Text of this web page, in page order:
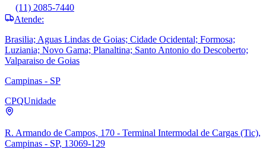
(11) 2085-7440
Atende:
Brasilia; Aguas Lindas de Goias; Cidade Ocidental; Formosa;
Luziania; Novo Gama; Planaltina; Santo Antonio do Descoberto;
Valparaiso de Goias
Campinas - SP
CPQUnidade
R. Armando de Campos, 170 - Terminal Intermodal de Cargas (Tic),
Campinas - SP, 13069-129